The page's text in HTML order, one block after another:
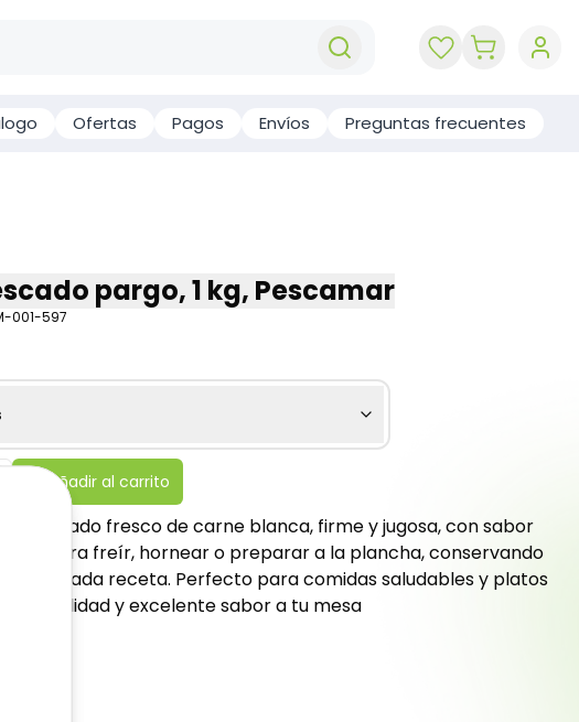
Ofertas Pagos Envíos Preguntas frecuentes
pargo, 1 kg, Pescamar
001-597
Añadir al carrito
pescado fresco de carne blanca, firme y jugosa, con sabor
para freír, hornear o preparar a la plancha, conservando
en cada receta. Perfecto para comidas saludables y platos
calidad y excelente sabor a tu mesa